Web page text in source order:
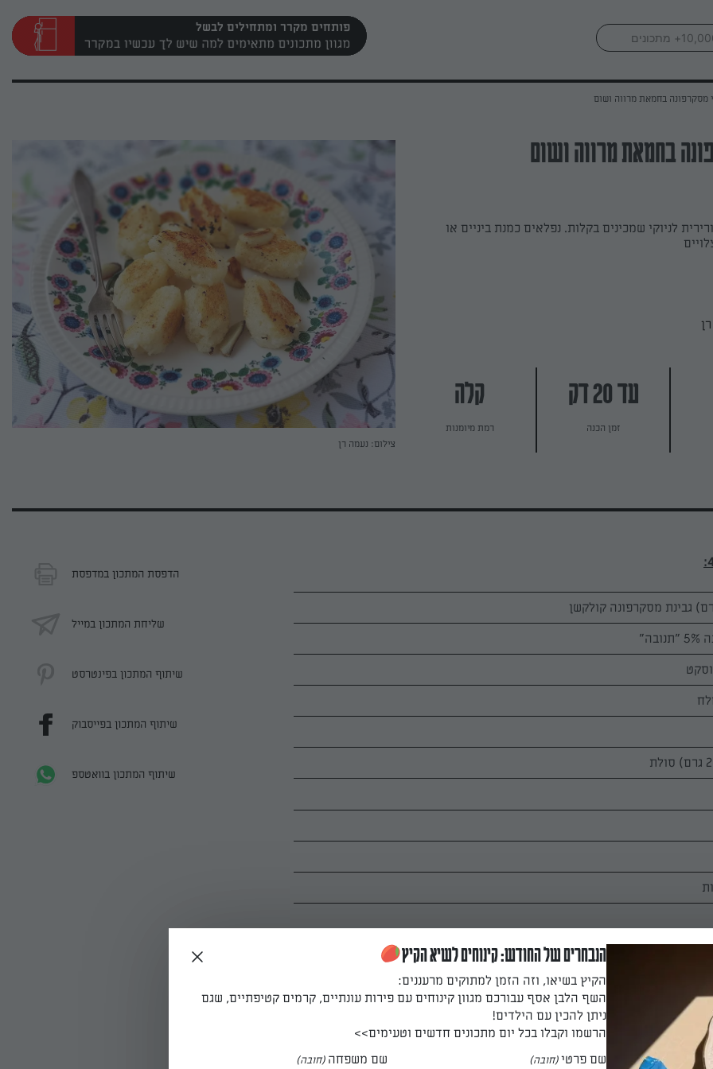
פותחים מקרר ומתחילים לבשל
מסקרפונה בחמאת מרווה ושום
בחמאת מרווה ושום
לניוקי שמכינים בקלות. נפלאים כמנת ביניים או
עד 20 דק
זמן הכנה
קלה
רמת מיומנות
צילום: נעמה רן
הדפסת המתכון במדפסת
שליחת המתכון במייל
שיתוף המתכון בפינטרסט
שיתוף המתכון בפייסבוק
שיתוף המתכון בוואטספ
הנבחרים של החודש: קינוחים לשיא הקיץ
הקיץ בשיאו, וזה הזמן למתוקים מרעננים:
השף הלבן אסף עבורכם מגוון קינוחים עם פירות עונתיים, קרמים קטיפתיים, שגם
ניתן להכין עם הילדים!
הרשמו וקבלו בכל יום מתכונים חדשים וטעימים>>
שם פרטי(חובה) שם משפחה (חובה)